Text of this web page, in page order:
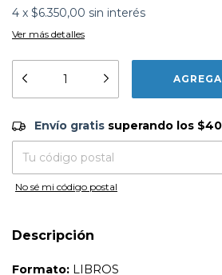
4 x $6.350,00 sin interés
Ver más detalles
Envío gratis
Entregas para el CP:
Envío gratis superando los
No sé mi código postal
Descripción
Formato:
LIBROS
Encuadernación:Tapa Blanda
ISBN:9789876290210
Fecha Publicación:01/2008
Sinópsis
educación de las masas es el desafío
liberada de todos los rasgos alienantes, que